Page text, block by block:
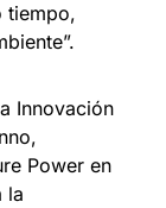
tiempo,
Innovación
Power en
la